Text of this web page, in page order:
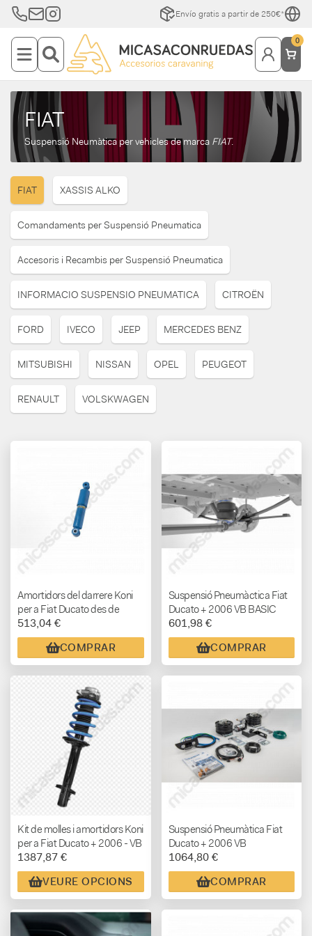
Envío gratis a partir de 250€*
0
FIAT
Suspensió Neumàtica per vehicles de marca FIAT.
FIAT XASSIS ALKO
Comandaments per Suspensió Pneumatica
Accesoris i Recambis per Suspensió Pneumatica
INFORMACIO SUSPENSIO PNEUMATICA CITROËN
FORD IVECO JEEP MERCEDES BENZ
MITSUBISHI NISSAN OPEL PEUGEOT
RENAULT VOLSKWAGEN
Amortidors del darrere Koni
per a Fiat Ducato des de
2006 - VB AIRSUSPENSION
513,04 €
COMPRAR
Suspensió Pneumàctica Fiat
Ducato + 2006 VB BASIC
601,98 €
COMPRAR
Kit de molles i amortidors Koni
per a Fiat Ducato + 2006 - VB
AIRSUSPENSION
1387,87 €
VEURE OPCIONS
Suspensió Pneumàtica Fiat
Ducato + 2006 VB
COMFORT
1064,80 €
COMPRAR